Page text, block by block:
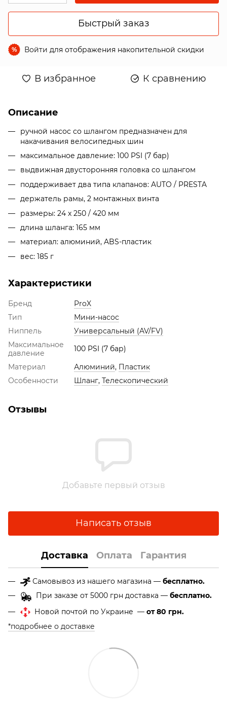
Быстрый заказ
% Войти для отображения накопительной скидки
В избранное К сравнению
Описание
ручной насос со шлангом предназначен для
накачивания велосипедных шин
максимальное давление: 100 PSI (7 бар)
выдвижная двусторонняя головка со шлангом
поддерживает два типа клапанов: AUTO / PRESTA
держатель рамы, 2 монтажных винта
размеры: 24 x 250 / 420 мм
длина шланга: 165 мм
материал: алюминий, ABS-пластик
вес: 185 г
Характеристики
Бренд
ProX
Тип
Мини-насос
Ниппель
Универсальный (AV/FV)
Максимальное
давление
100 PSI (7 бар)
Материал
Алюминий, Пластик
Особенности
Шланг, Телескопический
Отзывы
Добавьте первый отзыв
Написать отзыв
Доставка Оплата Гарантия
Самовывоз из нашего магазина — бесплатно.
При заказе от 5000 грн доставка — бесплатно.
Новой почтой по Украине — от 80 грн.
*подробнее о доставке